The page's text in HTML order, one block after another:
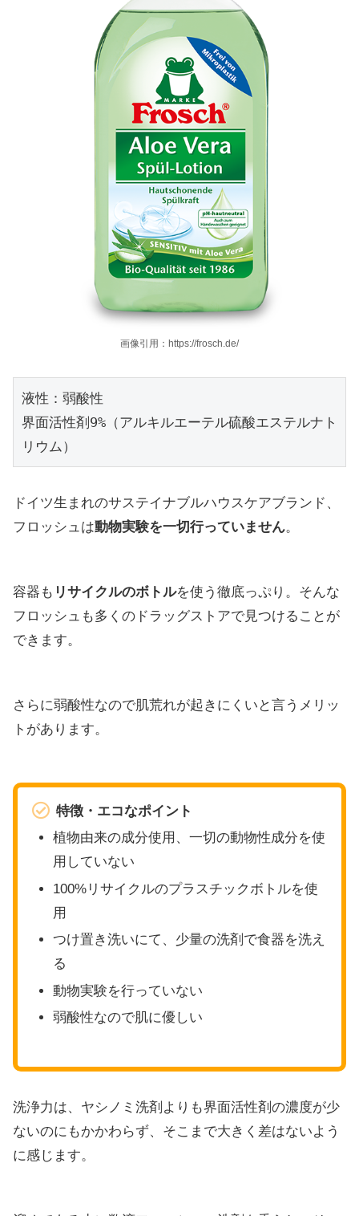
画像引用：https://frosch.de/
液性：弱酸性
界面活性剤9%（アルキルエーテル硫酸エステルナト
リウム）
ドイツ生まれのサステイナブルハウスケアブランド、
フロッシュは動物実験を一切行っていません。
容器も リサイクルのボトルを使う徹底っぷり。そんな
フロッシュも多くのドラッグストアで見つけることが
できます。
さらに弱酸性なので肌荒れが起きにくいと言うメリッ
トがあります。
特徴・エコなポイント
植物由来の成分使用、一切の動物性成分を使
用していない
100%リサイクルのプラスチックボトルを使
用
つけ置き洗いにて、少量の洗剤で食器を洗え
る
動物実験を行っていない
弱酸性なので肌に優しい
洗浄力は、ヤシノミ洗剤よりも界面活性剤の濃度が少
ないのにもかかわらず、そこまで大きく差はないよう
に感じます。